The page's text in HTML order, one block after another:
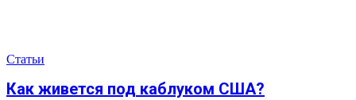
Статьи
Как живется под каблуком США?